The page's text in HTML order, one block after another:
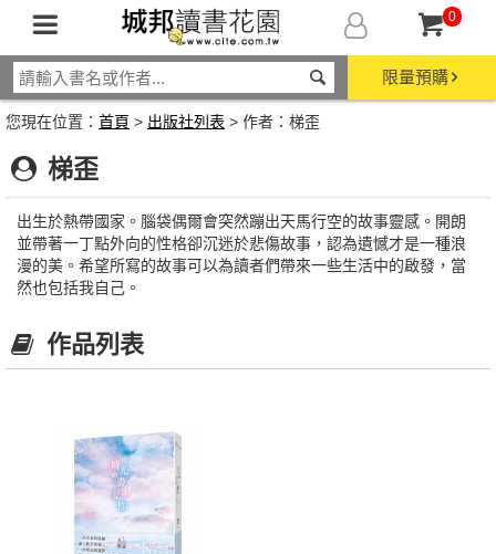
0
限量預購
您現在位置： 首頁 > 出版社列表 > 作者：梯歪
梯歪
出生於熱帶國家。腦袋偶爾會突然蹦出天馬行空的故事靈感。開朗
並帶著一丁點外向的性格卻沉迷於悲傷故事，認為遺憾才是一種浪
漫的美。希望所寫的故事可以為讀者們帶來一些生活中的啟發，當
然也包括我自己。
作品列表